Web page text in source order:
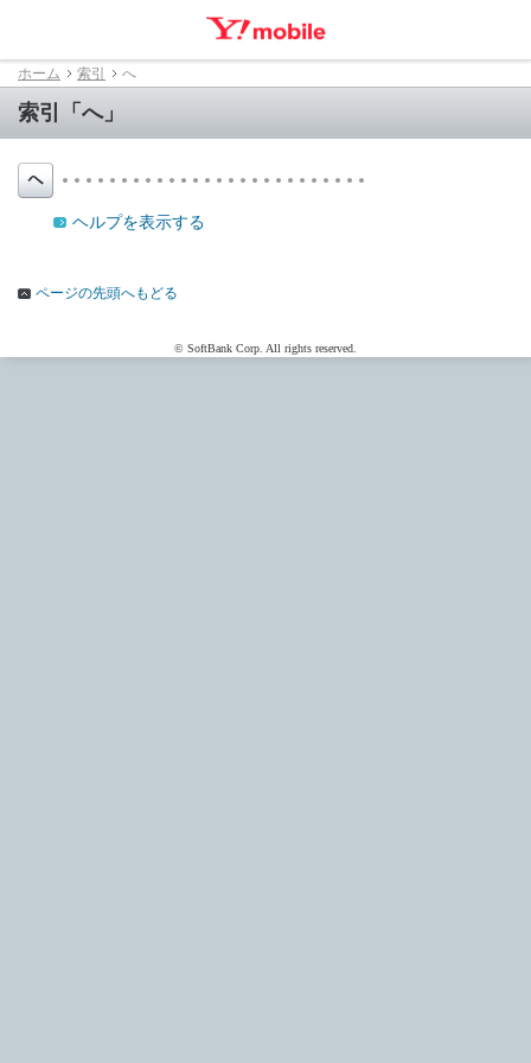
ホーム 索引 へ
索引「へ」
ヘルプを表示する
ページの先頭へもどる
© SoftBank Corp. All rights reserved.